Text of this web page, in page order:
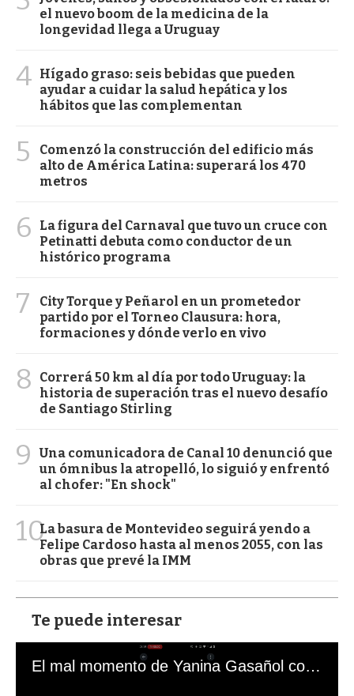
el nuevo boom de la medicina de la
longevidad llega a Uruguay
4 Hígado graso: seis bebidas que pueden
ayudar a cuidar la salud hepática y los
hábitos que las complementan
5
Comenzó la construcción del edificio más
alto de América Latina: superará los 470
metros
6
La figura del Carnaval que tuvo un cruce con
Petinatti debuta como conductor de un
histórico programa
7
City Torque y Peñarol en un prometedor
partido por el Torneo Clausura: hora,
formaciones y dónde verlo en vivo
8
Correrá 50 km al día por todo Uruguay: la
historia de superación tras el nuevo desafío
de Santiago Stirling
9
Una comunicadora de Canal 10 denunció que
un ómnibus la atropelló, lo siguió y enfrentó
al chofer: "En shock"
10La basura de Montevideo seguirá yendo a
Felipe Cardoso hasta al menos 2055, con las
obras que prevé la IMM
Te puede interesar
El mal momento de Yanina Gasañol con un hincha argentino en "Subrayado"